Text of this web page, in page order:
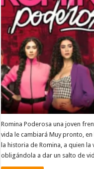
Romina Poderosa una joven
vida le cambiará Muy pronto,
la historia de Romina, a quien
obligándola a dar un salto de